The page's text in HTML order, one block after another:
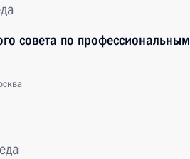
совета по профессиональным